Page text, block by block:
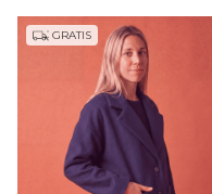
GRATIS